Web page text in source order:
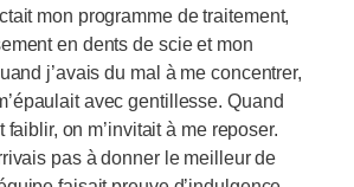
mon programme de traitement,
en dents de scie et mon
j’avais du mal à me concentrer,
avec gentillesse. Quand
on m’invitait à me reposer.
pas à donner le meilleur de